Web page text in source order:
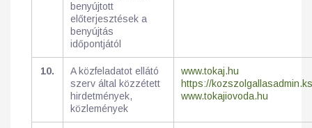
benyújtott
előterjesztések a
benyújtás
időpontjától
10.
A közfeladatot ellátó
szerv által közzétett
hirdetmények,
közlemények
www.tokaj.hu
https://
www.tokajiovoda.hu